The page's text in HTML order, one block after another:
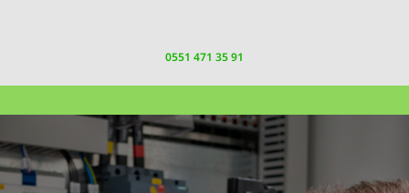
0551 471 35 91